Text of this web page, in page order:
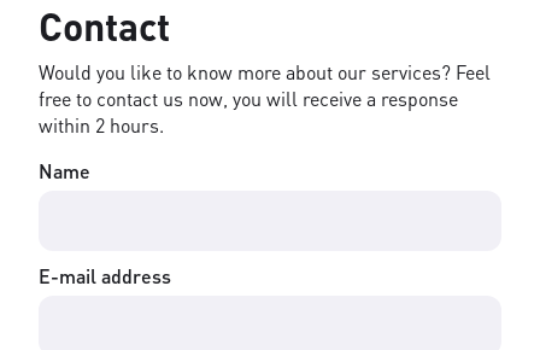
Contact
Would you like to know more about our services? Feel
free to contact us now, you will receive a response
within 2 hours.
Name
E-mail address